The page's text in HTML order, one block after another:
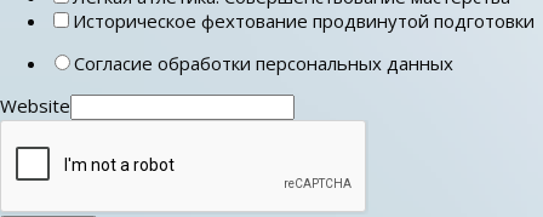
Историческое фехтование продвинутой подготовки
Согласие обработки персональных данных
Website